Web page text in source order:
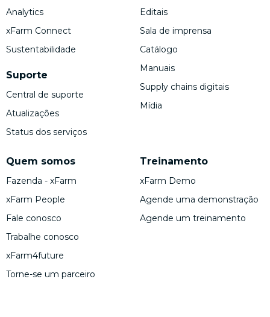
Analytics
xFarm Connect
Sustentabilidade
Suporte
Central de suporte
Atualizações
Status dos serviços
Quem somos
Fazenda - xFarm
xFarm People
Fale conosco
Trabalhe conosco
xFarm4future
Torne-se um parceiro
Editais
Sala de imprensa
Catálogo
Manuais
Supply chains digitais
Mídia
Treinamento
xFarm Demo
Agende uma demonstração
Agende um treinamento